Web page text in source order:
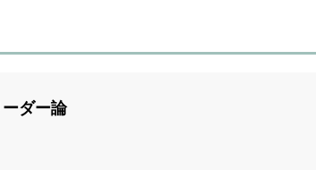
ダー論